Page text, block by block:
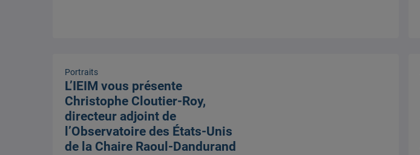
Portraits
L’IEIM vous présente
Christophe Cloutier-Roy,
directeur adjoint de
l’Observatoire des États-Unis
de la Chaire Raoul-Dandurand